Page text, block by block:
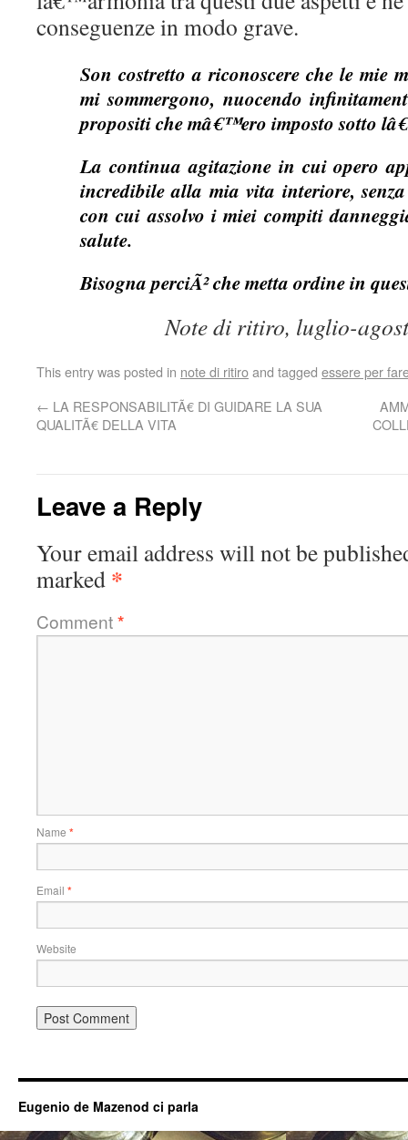
conseguenze in modo grave.
Son costretto a riconoscere che le mie
mi sommergono, nuocendo
propositi che mâ€™ero imposto sotto
La continua agitazione in cui opero
incredibile alla mia vita interiore,
con cui assolvo i miei compiti
salute.
Bisogna perciÃ² che metta ordine in
Note di ritiro, luglio-
This entry was posted in note di ritiroand tagged essere per
← LA RESPONSABILITÃ€ DI GUIDARE LA SUA
QUALITÃ€ DELLA VITA
Leave a Reply
Your email address will not be
marked *
Comment*
Name *
Email *
Website
Eugenio de Mazenod ci parla